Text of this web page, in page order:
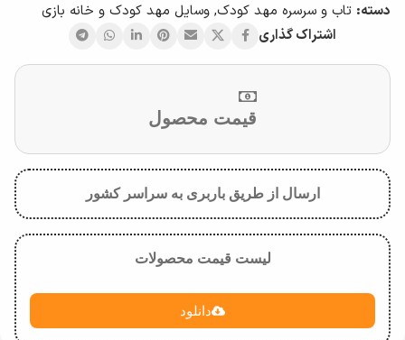
دسته: تاب و سرسره مهد کودک, وسایل مهد کودک و خانه بازی
اشتراک گذاری
قیمت محصول
ارسال از طریق باربری به سراسر کشور
لیست قیمت محصولات
دانلود